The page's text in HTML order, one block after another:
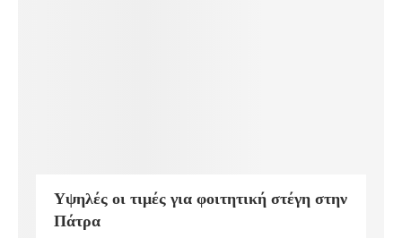
Υψηλές οι τιμές για φοιτητική στέγη στην
Πάτρα